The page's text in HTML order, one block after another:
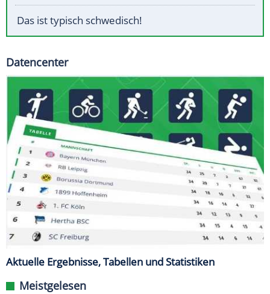
Das ist typisch schwedisch!
Datencenter
Aktuelle Ergebnisse, Tabellen und Statistiken
Meistgelesen